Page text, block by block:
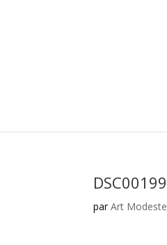
DSC00199
parArt Modeste